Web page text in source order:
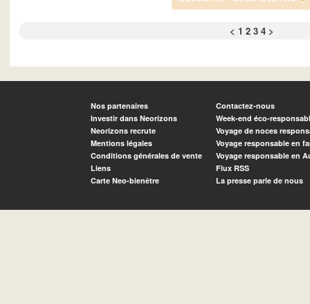
< 1 2 3 4 >
Nos partenaires
Investir dans Neorizons
Neorizons recrute
Mentions légales
Conditions générales de vente
Liens
Carte Neo-bienêtre
Contactez-nous
Week-end éco-
Voyage de noces
Voyage responsable en
Voyage responsable en
Flux RSS
La presse parle de nous